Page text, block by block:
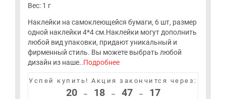
Вес: 1 г
Наклейки на самоклеющейся бумаги, 6 шт, размер
одной наклейки 4*4 см.Наклейки могут дополнить
любой вид упаковки, придают уникальный и
фирменный стиль. Вы можете выбрать любой
дизайн из наше..Подробнее
Успей купить!Акция закончится через:
20 – 18 – 47 – 17